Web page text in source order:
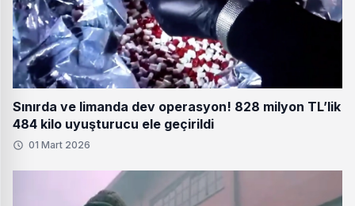
Sınırda ve limanda dev operasyon! 828 milyon TL’lik
484 kilo uyuşturucu ele geçirildi
01 Mart 2026